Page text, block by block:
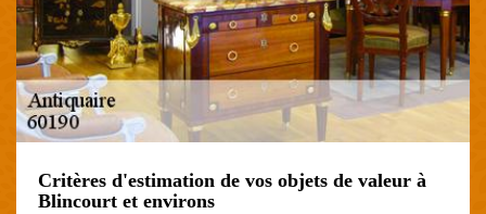
Critères d'estimation de vos objets de valeur à
Blincourt et environs